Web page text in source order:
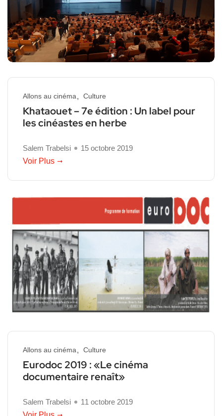
Allons au cinéma Culture
Khataouet – 7e édition : Un label pour
les cinéastes en herbe
Salem Trabelsi
15 octobre 2019
Voir Plus
Allons au cinéma Culture
Eurodoc 2019 : «Le cinéma
documentaire renaît»
Salem Trabelsi
11 octobre 2019